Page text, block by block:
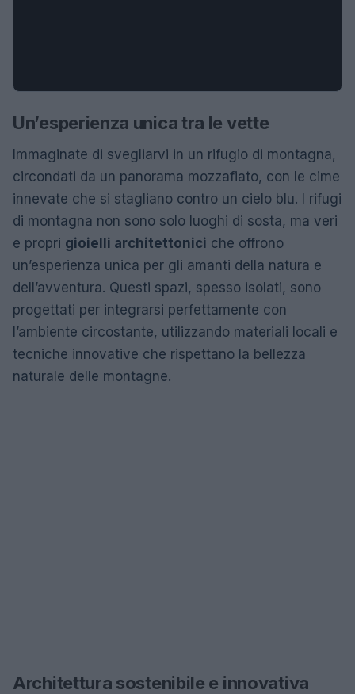
Un’esperienza unica tra le vette
Immaginate di svegliarvi in un rifugio di montagna,
circondati da un panorama mozzafiato, con le cime
innevate che si stagliano contro un cielo blu. I rifugi
di montagna non sono solo luoghi di sosta, ma veri
e propri gioielli architettonici che offrono
un’esperienza unica per gli amanti della natura e
dell’avventura. Questi spazi, spesso isolati, sono
progettati per integrarsi perfettamente con
l’ambiente circostante, utilizzando materiali locali e
tecniche innovative che rispettano la bellezza
naturale delle montagne.
Architettura sostenibile e innovativa